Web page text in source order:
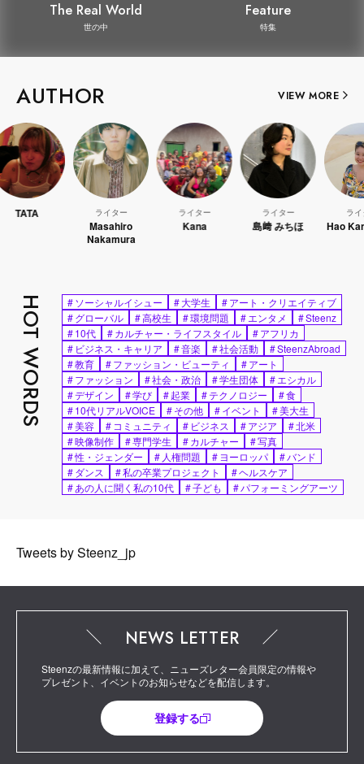
The Real World
世の中
Feature
特集
AUTHOR VIEW MORE
Masahiro
Nakamura
島﨑 みちほ Hao Kanayama
HOT WORDS #ソーシャルイシュー #大学生 #アート・クリエイティブ
#グローバル #高校生 #環境問題 #エンタメ #Steenz
#10代 #カルチャー・ライフスタイル #アフリカ
# ビジネス・キャリア #音楽 #社会活動 #SteenzAbroad
#教育 #ファッション・ビューティ #アート
#ファッション #社会・政治 #学生団体 #エシカル
#デザイン #学び #起業 #テクノロジー #食
#10代リアルVOICE #その他 #イベント #美大生
#美容 # コミュニティ # ビジネス #アジア #北米
#映像制作 #専門学生 #カルチャー #写真
#性・ジェンダー # 人権問題 #ヨーロッパ #バンド
#ダンス #私の卒業プロジェクト #ヘルスケア
#あの人に聞く私の10代 #子ども #パフォーミングアーツ
Tweets by Steenz_jp
NEWS LETTER
Steenzの最新情報に加えて、ニューズレター会員限定の情報や
プレゼント、イベントのお知らせなどを配信します。
登録する